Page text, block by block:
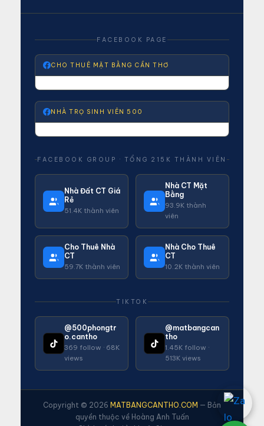
FACEBOOK PAGE
CHO THUÊ MẶT BẰNG CẦN THƠ
NHÀ TRỌ SINH VIÊN 500
FACEBOOK GROUP · TỔNG 215K THÀNH VIÊN
Nhà Đất CT Giá
Rẻ
51.4K thành viên
Nhà CT Mặt
Bằng
93.9K thành
viên
Cho Thuê Nhà
CT
59.7K thành viên
Nhà Cho Thuê
CT
10.2K thành viên
TIKTOK
@500phongtr
o.cantho
369 follow · 68K
views
@matbangcan
tho
1.45K follow ·
513K views
Copyright © 2026 MATBANGCANTHO.COM — Bản
quyền thuộc về Hoàng Anh Tuấn